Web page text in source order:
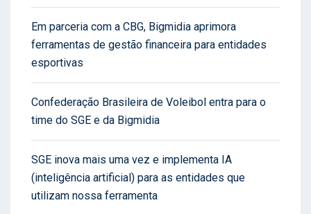
Em parceria com a CBG, Bigmidia aprimora
ferramentas de gestão financeira para entidades
esportivas
Confederação Brasileira de Voleibol entra para o
time do SGE e da Bigmidia
SGE inova mais uma vez e implementa IA
(inteligência artificial) para as entidades que
utilizam nossa ferramenta